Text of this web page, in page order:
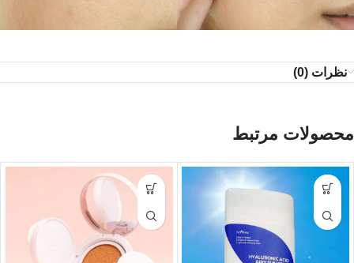
نظرات (0)
محصولات مرتبط